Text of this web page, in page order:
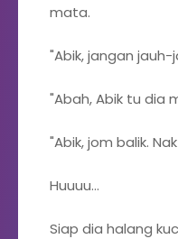
mata.
"Abik, jangan jauh-
"Abah, Abik tu dia
"Abik, jom balik.
Huuuu...
Siap dia halang